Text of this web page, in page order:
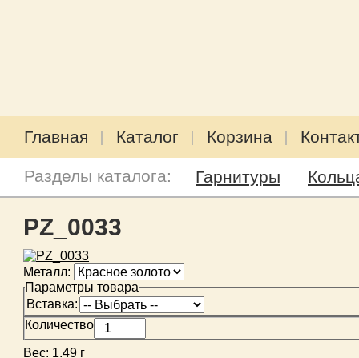
Главная Каталог Корзина
Разделы каталога: Гарнитуры
PZ_0033
Металл:
Параметры товара
Вставка:
Количество
Вес: 1.49 г